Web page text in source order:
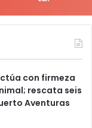
con firmeza
rescata seis
Aventuras